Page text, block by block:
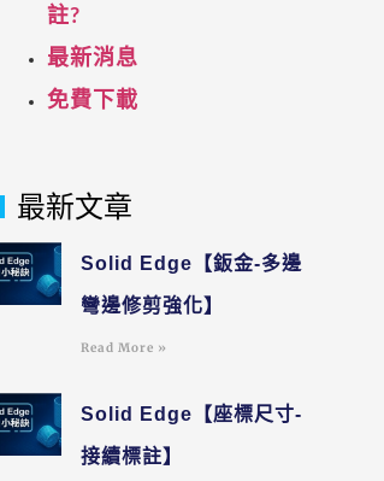
註?
最新消息
免費下載
最新文章
Solid Edge【鈑金-多邊
彎邊修剪強化】
Read More »
Solid Edge【座標尺寸-
接續標註】